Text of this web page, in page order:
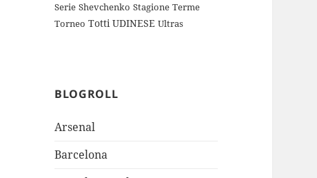
Serie Shevchenko Stagione Terme
Torneo Totti UDINESE Ultras
BLOGROLL
Arsenal
Barcelona